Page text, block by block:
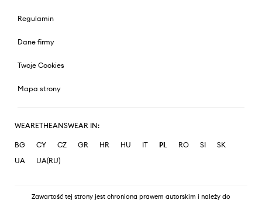
Regulamin
Dane firmy
Twoje Cookies
Mapa strony
WEARETHEANSWEAR IN:
BG CY CZ GR HR HU IT PL RO SI
SK
UA
UA(RU)
Zawartość tej strony jest chroniona prawem autorskim i należy do